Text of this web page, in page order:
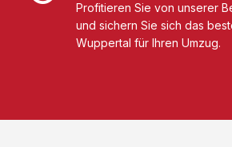
Profitieren Sie von unserer
und sichern Sie sich das
Wuppertal für Ihren Umzug.